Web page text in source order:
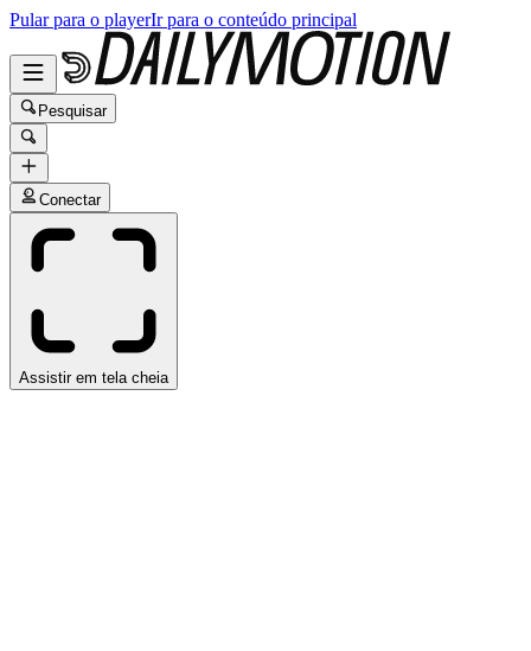
Pular para o playerIr para o conteúdo principal
Pesquisar
Conectar
Assistir em tela cheia